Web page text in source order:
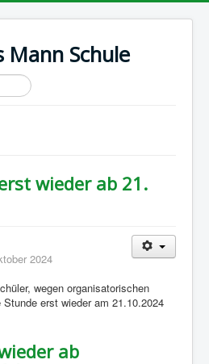
Mann Schule
wieder ab 21.
2024
wegen organisatorischen
erst wieder am 21.10.2024
ab